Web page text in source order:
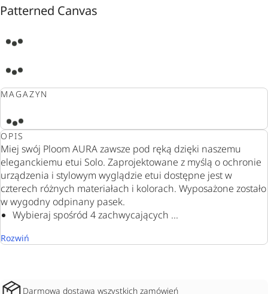
Patterned Canvas
MAGAZYN
OPIS
Miej swój Ploom AURA zawsze pod ręką dzięki naszemu
eleganckiemu etui Solo. Zaprojektowane z myślą o ochronie
urządzenia i stylowym wyglądzie etui dostępne jest w
czterech różnych materiałach i kolorach. Wyposażone zostało
w wygodny odpinany pasek.
Wybieraj spośród 4 zachwycających ...
Rozwiń
Darmowa dostawa wszystkich zamówień